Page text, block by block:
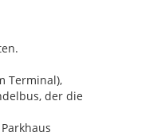
Terminal),
der die